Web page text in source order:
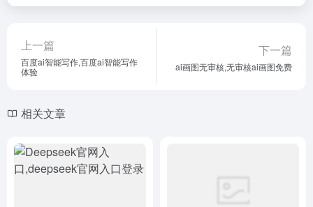
上一篇
百度ai智能写作,百度ai智能写作
体验
下一篇
ai画图无审核,无审核ai画图免费
相关文章